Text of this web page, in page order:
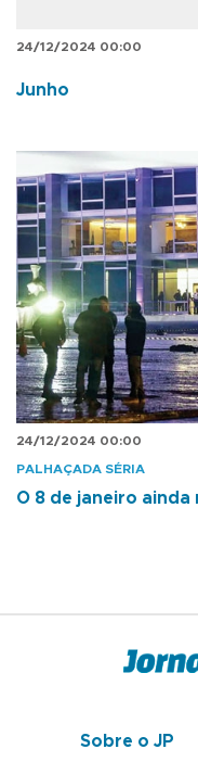
24/12/2024 00:00
Junho
24/12/2024 00:00
PALHAÇADA SÉRIA
O 8 de janeiro
Sobre o JP